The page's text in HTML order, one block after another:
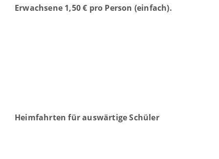
Erwachsene 1,50 € pro Person (einfach).
Heimfahrten für auswärtige Schüler